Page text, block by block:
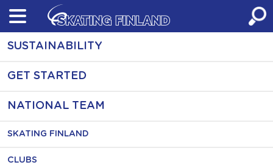
Skip
content
SUSTAINABILITY
GET STARTED
NATIONAL TEAM
SKATING FINLAND
CLUBS